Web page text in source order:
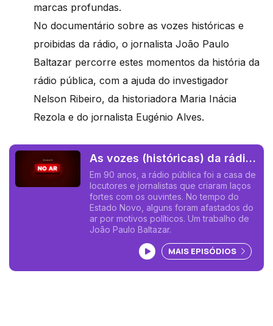
marcas profundas.
No documentário sobre as vozes históricas e
proibidas da rádio, o jornalista João Paulo
Baltazar percorre estes momentos da história da
rádio pública, com a ajuda do investigador
Nelson Ribeiro, da historiadora Maria Inácia
Rezola e do jornalista Eugénio Alves.
As vozes (históricas) da rádio
e as vozes proibidas
Em 90 anos, a rádio pública foi a casa de
locutores e jornalistas que criaram laços
fortes com os ouvintes. No tempo do
Estado Novo, alguns foram afastados do
ar por motivos políticos. Um trabalho de
João Paulo Baltazar.
Ouvir podcast
MAIS EPISÓDIOS